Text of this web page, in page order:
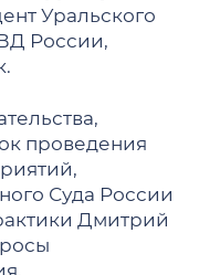
Уральского
России,
проведения
Суда России
Дмитрий